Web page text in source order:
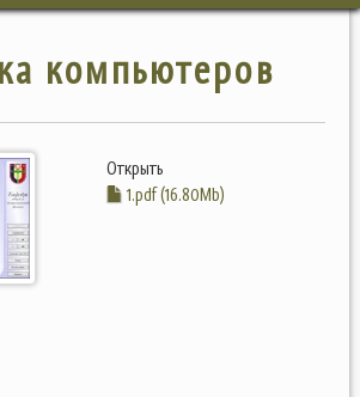
компьютеров
Открыть
1.pdf (16.80Mb)